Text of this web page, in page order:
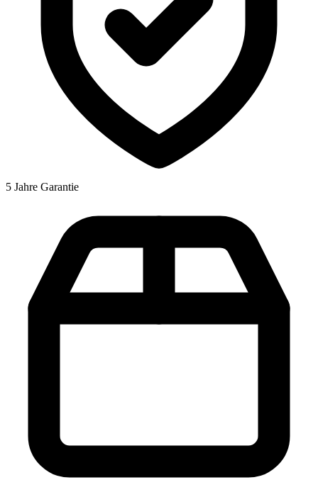
5 Jahre Garantie